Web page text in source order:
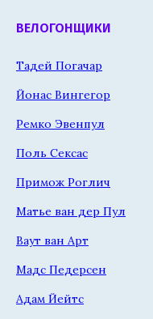
ВЕЛОГОНЩИКИ
Тадей Погачар
Йонас Вингегор
Ремко Эвенпул
Поль Сексас
Примож Роглич
Матье ван дер Пул
Ваут ван Арт
Мадс Педерсен
Адам Йейтс